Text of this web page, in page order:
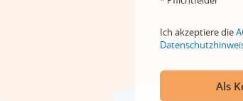
Ich akzeptiere die
Als